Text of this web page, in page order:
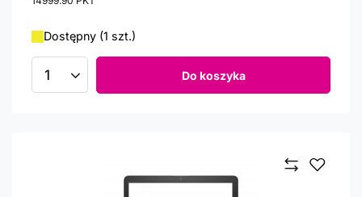
Dostępny (1 szt.)
Ilość produktów Do koszyka